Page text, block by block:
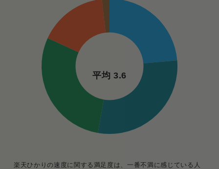
平均 3.6
楽天ひかりの速度に関する満足度は、一番不満に感じている人